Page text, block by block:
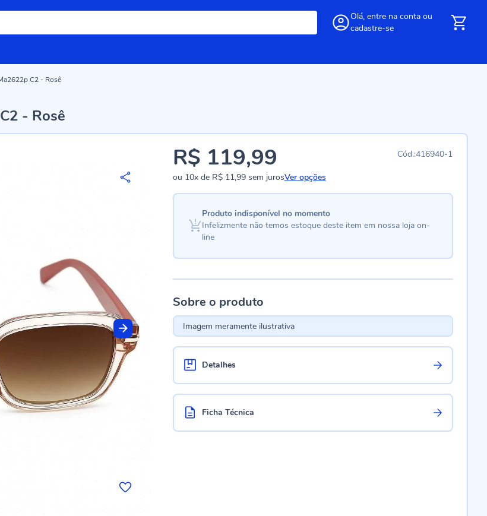
Olá, entre na conta ou
cadastre-se
C2 - Rosê
- Rosê
416940-1
R$ 119,99
ou 10xde R$ 11,99sem jurosVer opções
Produto indisponível no momento
Infelizmente não temos estoque deste item em nossa loja on-
line
Sobre o produto
Imagem meramente ilustrativa
Detalhes
Ficha Técnica